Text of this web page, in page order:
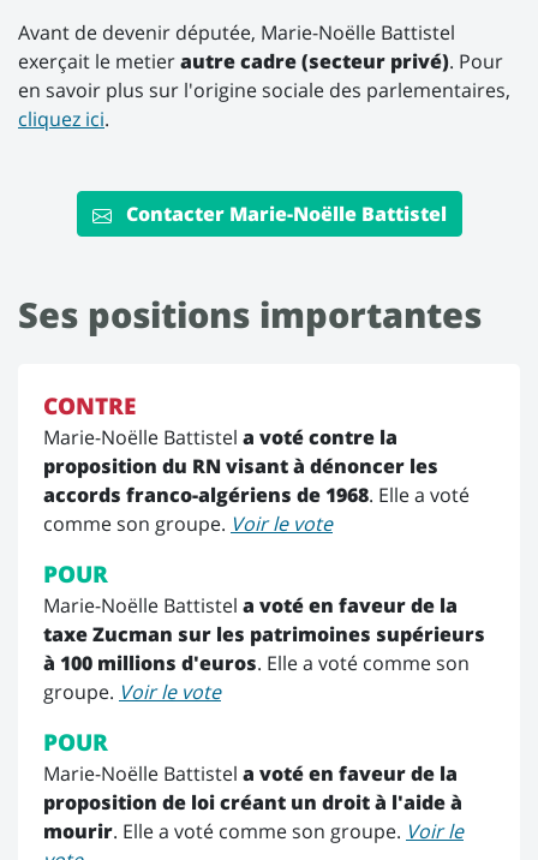
Avant de devenir députée, Marie-Noëlle Battistel
exerçait le metierautre cadre (secteur privé). Pour
en savoir plus sur l'origine sociale des parlementaires,
cliquez ici.
Contacter Marie-Noëlle Battistel
Ses positions importantes
CONTRE
Marie-Noëlle Battistel a voté contre la
proposition du RN visant à dénoncer les
accords franco-algériens de 1968. Elle a voté
comme son groupe. Voir le vote
POUR
Marie-Noëlle Battistel a voté en faveur de la
taxe Zucman sur les patrimoines supérieurs
à 100 millions d'euros. Elle a voté comme son
groupe. Voir le vote
POUR
Marie-Noëlle Battistel a voté en faveur de la
proposition de loi créant un droit à l'aide à
mourir. Elle a voté comme son groupe. Voir le